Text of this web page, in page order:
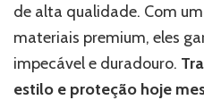
de alta qualidade. Com
materiais premium, eles
impecável e duradouro.
estilo e proteção hoje